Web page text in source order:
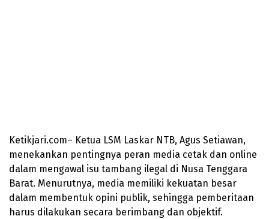
Ketikjari.com– Ketua LSM Laskar NTB, Agus Setiawan,
menekankan pentingnya peran media cetak dan online
dalam mengawal isu tambang ilegal di Nusa Tenggara
Barat. Menurutnya, media memiliki kekuatan besar
dalam membentuk opini publik, sehingga pemberitaan
harus dilakukan secara berimbang dan objektif.